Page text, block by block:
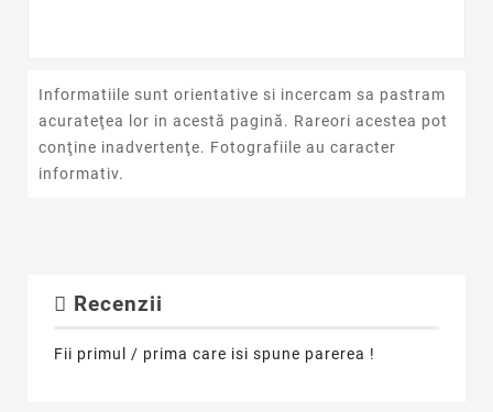
Informatiile sunt orientative si incercam sa pastram
acurateţea lor in acestă pagină. Rareori acestea pot
conţine inadvertenţe. Fotografiile au caracter
informativ.
Recenzii
Fii primul / prima care isi spune parerea !